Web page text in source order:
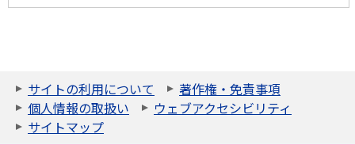
サイトの利用について
著作権・免責事項
個人情報の取扱い
ウェブアクセシビリティ
サイトマップ